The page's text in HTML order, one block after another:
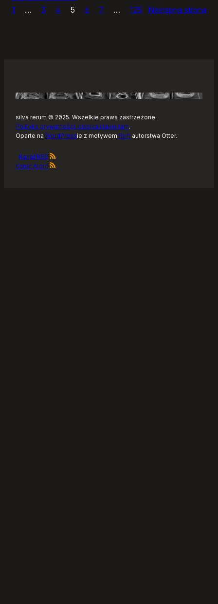
Sly,
1
… 3 4 5 6 7 … 125 Następna strona
silva rerum © 2025. Wszelkie prawa zastrzeżone.
Polityka prywatności, ciastka i takie tam.
Oparte na WordPressie z motywem Raft autorstwa Otter.
Kanał RSS
Kanał Atom